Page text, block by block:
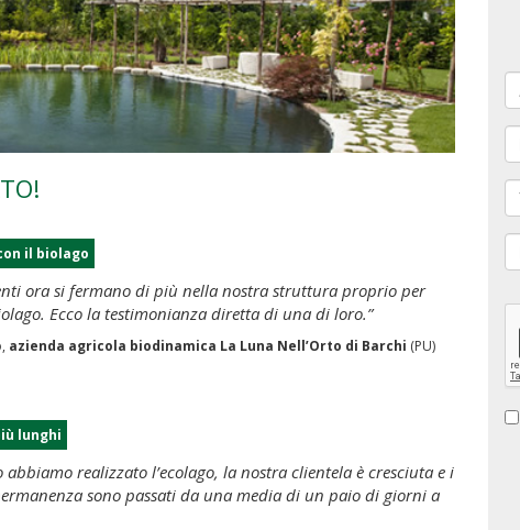
il biolago
ora si fermano di più nella nostra struttura proprio per
Ecco la testimonianza diretta di una di loro.”
azienda agricola biodinamica La Luna Nell’Orto di Barchi (PU)
lunghi
abbiamo realizzato l’ecolago, la nostra clientela è cresciuta e i
sono passati da una media di un paio di giorni a